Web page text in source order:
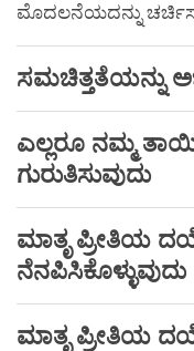
ಮೊದಲನೆಯದನ್ನು
ಸಮಚಿತ್ತತೆಯನ್ನು
ಎಲ್ಲರೂ ನಮ್ಮ
ಗುರುತಿಸುವುದು
ಮಾತೃ ಪ್ರೀತಿಯ
ನೆನಪಿಸಿಕೊಳ್ಳುವುದು
ಮಾತೃ ಪ್ರೀತಿಯ